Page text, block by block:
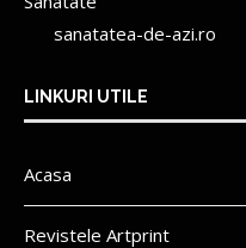
sanatatea-de-azi.ro
LINKURI UTILE
Acasa
Revistele Artprint